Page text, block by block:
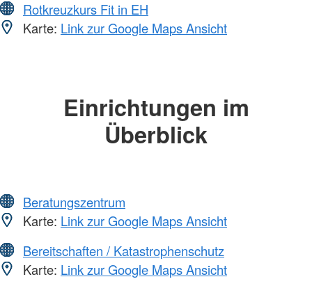
Rotkreuzkurs Fit in EH
Karte: Link zur Google Maps Ansicht
Einrichtungen im
Überblick
Beratungszentrum
Karte: Link zur Google Maps Ansicht
Bereitschaften / Katastrophenschutz
Karte: Link zur Google Maps Ansicht